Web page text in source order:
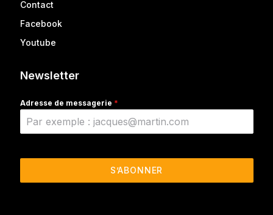
Contact
Facebook
Youtube
Newsletter
Adresse de messagerie *
S’ABONNER